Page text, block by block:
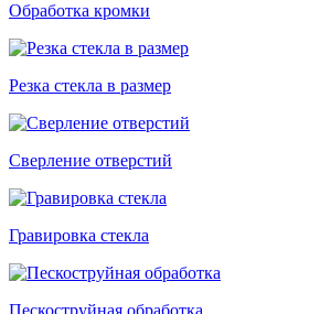
Обработка кромки
Резка стекла в размер
Сверление отверстий
Гравировка стекла
Пескоструйная обработка